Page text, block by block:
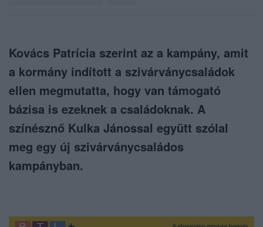
Kovács Patrícia szerint az a kampány, amit
a kormány indított a szivárványcsaládok
ellen megmutatta, hogy van támogató
bázisa is ezeknek a családoknak. A
színésznő Kulka Jánossal együtt szólal
meg egy új szivárványcsaládos
kampányban.